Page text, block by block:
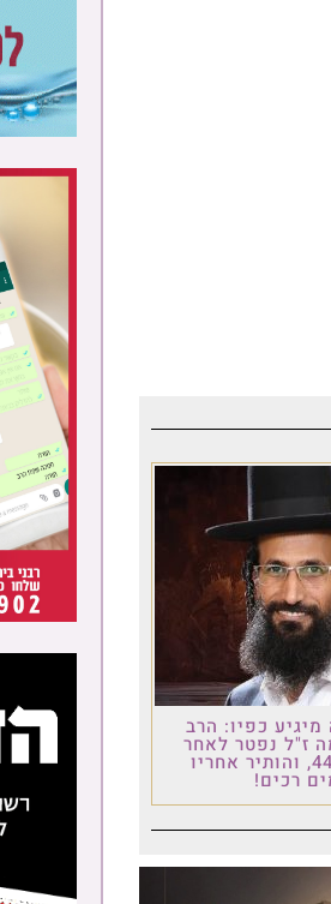
מיגיע כפיו: הרב
ז"ל נפטר לאחר
מחלה בגיל 44, והותיר אחריו
רכים!